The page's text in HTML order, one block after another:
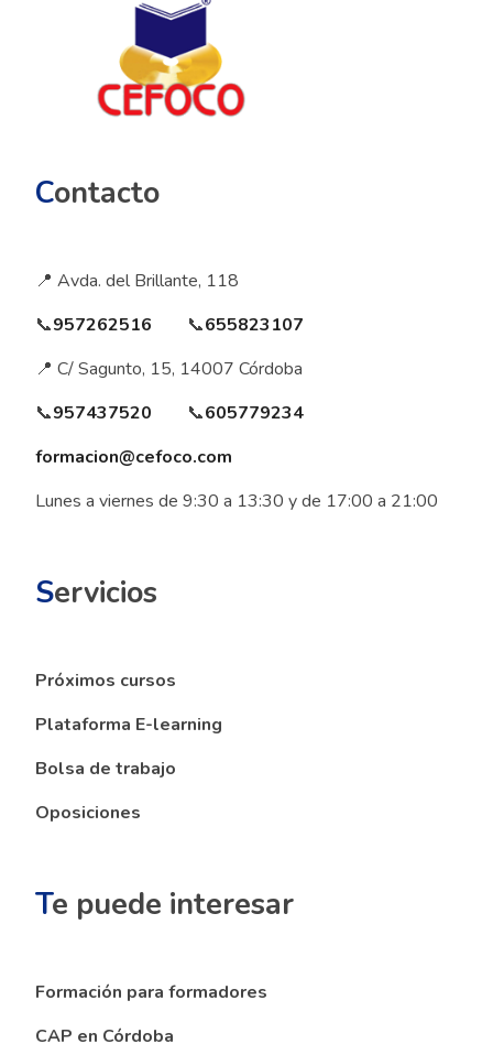
Contacto
📍 Avda. del Brillante, 118
📞957262516 📞655823107
📍 C/ Sagunto, 15, 14007 Córdoba
📞957437520 📞605779234
formacion@cefoco.com
Lunes a viernes de 9:30 a 13:30 y de 17:00 a 21:00
Servicios
Próximos cursos
Plataforma E-learning
Bolsa de trabajo
Oposiciones
Te puede interesar
Formación para formadores
CAP en Córdoba